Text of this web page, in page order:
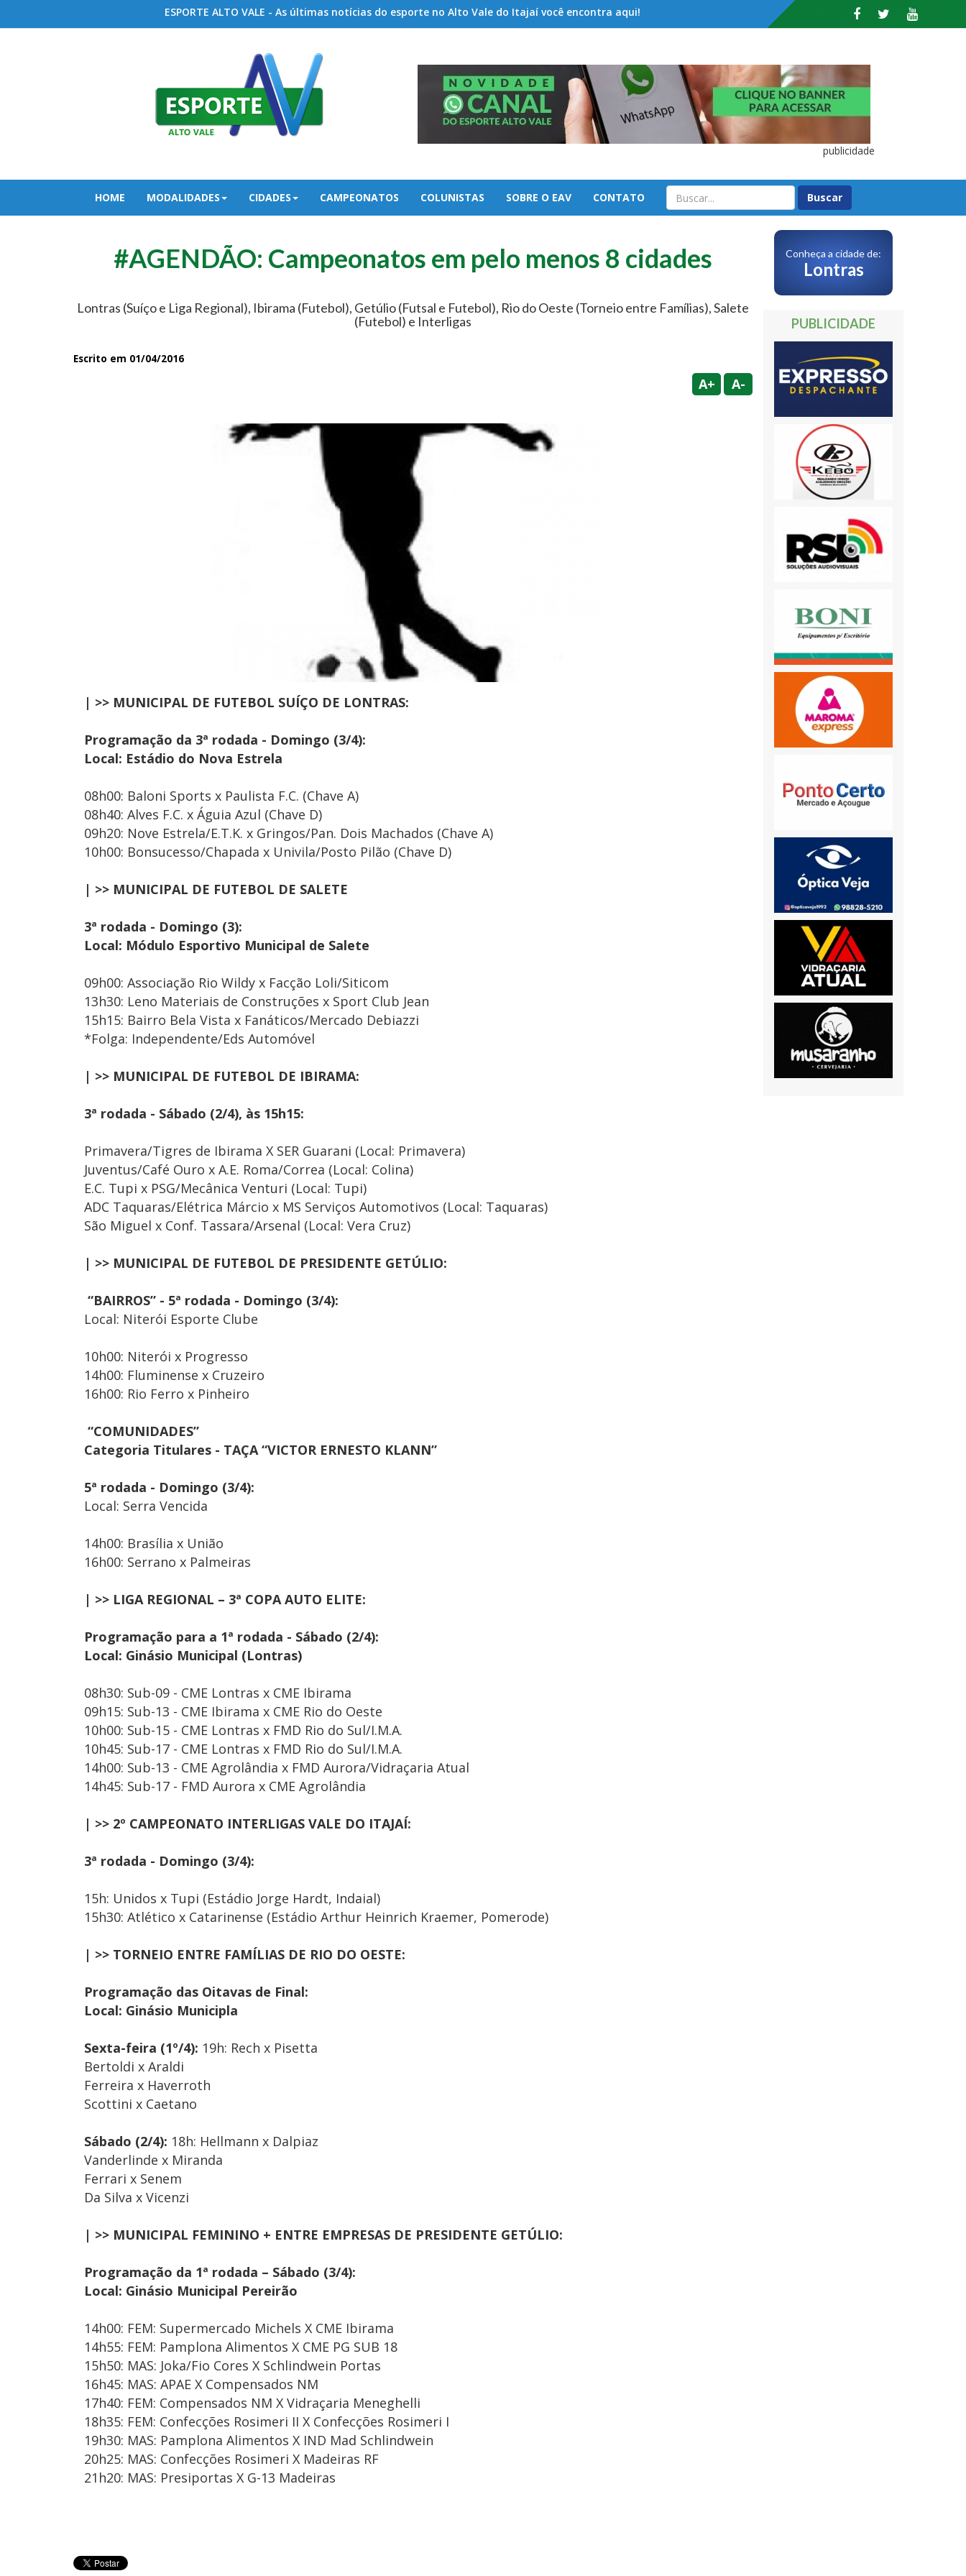
ESPORTE ALTO VALE - As últimas notícias do esporte no Alto Vale do Itajaí você encontra aqui!
publicidade
HOME MODALIDADES CIDADES CAMPEONATOS COLUNISTAS SOBRE O EAV CONTATO
#AGENDÃO: Campeonatos em pelo menos 8 cidades
Lontras (Suíço e Liga Regional), Ibirama (Futebol), Getúlio (Futsal e Futebol), Rio do Oeste (Torneio entre Famílias), Salete
(Futebol) e Interligas
Escrito em 01/04/2016
A+ A-
| >> MUNICIPAL DE FUTEBOL SUÍÇO DE LONTRAS:
Programação da 3ª rodada - Domingo (3/4):
Local: Estádio do Nova Estrela
08h00: Baloni Sports x Paulista F.C. (Chave A)
08h40: Alves F.C. x Águia Azul (Chave D)
09h20: Nove Estrela/E.T.K. x Gringos/Pan. Dois Machados (Chave A)
10h00: Bonsucesso/Chapada x Univila/Posto Pilão (Chave D)
| >> MUNICIPAL DE FUTEBOL DE SALETE
3ª rodada - Domingo (3):
Local: Módulo Esportivo Municipal de Salete
09h00: Associação Rio Wildy x Facção Loli/Siticom
13h30: Leno Materiais de Construções x Sport Club Jean
15h15: Bairro Bela Vista x Fanáticos/Mercado Debiazzi
*Folga: Independente/Eds Automóvel
| >> MUNICIPAL DE FUTEBOL DE IBIRAMA:
3ª rodada - Sábado (2/4), às 15h15:
Primavera/Tigres de Ibirama X SER Guarani (Local: Primavera)
Juventus/Café Ouro x A.E. Roma/Correa (Local: Colina)
E.C. Tupi x PSG/Mecânica Venturi (Local: Tupi)
ADC Taquaras/Elétrica Márcio x MS Serviços Automotivos (Local: Taquaras)
São Miguel x Conf. Tassara/Arsenal (Local: Vera Cruz)
| >> MUNICIPAL DE FUTEBOL DE PRESIDENTE GETÚLIO:
“BAIRROS” - 5ª rodada - Domingo (3/4):
Local: Niterói Esporte Clube
10h00: Niterói x Progresso
14h00: Fluminense x Cruzeiro
16h00: Rio Ferro x Pinheiro
“COMUNIDADES”
Categoria Titulares - TAÇA “VICTOR ERNESTO KLANN”
5ª rodada - Domingo (3/4):
Local: Serra Vencida
14h00: Brasília x União
16h00: Serrano x Palmeiras
| >> LIGA REGIONAL – 3ª COPA AUTO ELITE:
Programação para a 1ª rodada - Sábado (2/4):
Local: Ginásio Municipal (Lontras)
08h30: Sub-09 - CME Lontras x CME Ibirama
09h15: Sub-13 - CME Ibirama x CME Rio do Oeste
10h00: Sub-15 - CME Lontras x FMD Rio do Sul/I.M.A.
10h45: Sub-17 - CME Lontras x FMD Rio do Sul/I.M.A.
14h00: Sub-13 - CME Agrolândia x FMD Aurora/Vidraçaria Atual
14h45: Sub-17 - FMD Aurora x CME Agrolândia
| >> 2º CAMPEONATO INTERLIGAS VALE DO ITAJAÍ:
3ª rodada - Domingo (3/4):
15h: Unidos x Tupi (Estádio Jorge Hardt, Indaial)
15h30: Atlético x Catarinense (Estádio Arthur Heinrich Kraemer, Pomerode)
| >> TORNEIO ENTRE FAMÍLIAS DE RIO DO OESTE:
Programação das Oitavas de Final:
Local: Ginásio Municipla
Sexta-feira (1º/4): 19h: Rech x Pisetta
Bertoldi x Araldi
Ferreira x Haverroth
Scottini x Caetano
Sábado (2/4): 18h: Hellmann x Dalpiaz
Vanderlinde x Miranda
Ferrari x Senem
Da Silva x Vicenzi
| >> MUNICIPAL FEMININO + ENTRE EMPRESAS DE PRESIDENTE GETÚLIO:
Programação da 1ª rodada – Sábado (3/4):
Local: Ginásio Municipal Pereirão
14h00: FEM: Supermercado Michels X CME Ibirama
14h55: FEM: Pamplona Alimentos X CME PG SUB 18
15h50: MAS: Joka/Fio Cores X Schlindwein Portas
16h45: MAS: APAE X Compensados NM
17h40: FEM: Compensados NM X Vidraçaria Meneghelli
18h35: FEM: Confecções Rosimeri II X Confecções Rosimeri I
19h30: MAS: Pamplona Alimentos X IND Mad Schlindwein
20h25: MAS: Confecções Rosimeri X Madeiras RF
21h20: MAS: Presiportas X G-13 Madeiras
Conheça a cidade de:
Lontras
PUBLICIDADE